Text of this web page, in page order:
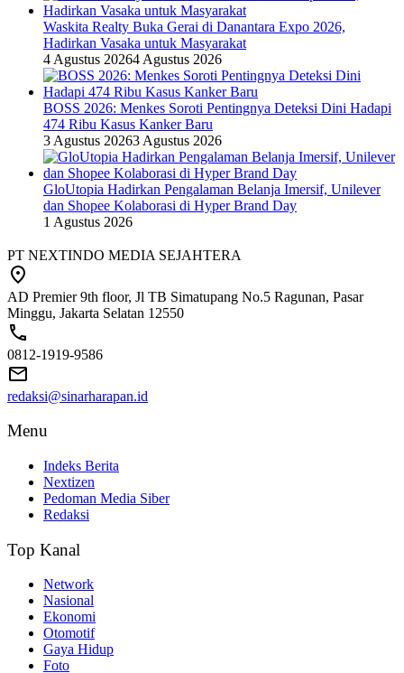
Waskita Realty Buka Gerai di Danantara Expo 2026,
Hadirkan Vasaka untuk Masyarakat
4 Agustus 20264 Agustus 2026
BOSS 2026: Menkes Soroti Pentingnya Deteksi Dini Hadapi
474 Ribu Kasus Kanker Baru
3 Agustus 20263 Agustus 2026
GloUtopia Hadirkan Pengalaman Belanja Imersif, Unilever
dan Shopee Kolaborasi di Hyper Brand Day
1 Agustus 2026
PT NEXTINDO MEDIA SEJAHTERA
AD Premier 9th floor, Jl TB Simatupang No.5 Ragunan, Pasar
Minggu, Jakarta Selatan 12550
0812-1919-9586
redaksi@sinarharapan.id
Menu
Indeks Berita
Nextizen
Pedoman Media Siber
Redaksi
Top Kanal
Network
Nasional
Ekonomi
Otomotif
Gaya Hidup
Foto